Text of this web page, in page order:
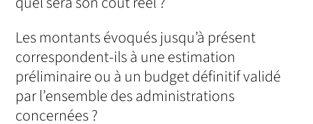
Les montants évoqués jusqu’à présent
correspondent-ils à une estimation
préliminaire ou à un budget définitif validé
par l’ensemble des administrations
concernées ?